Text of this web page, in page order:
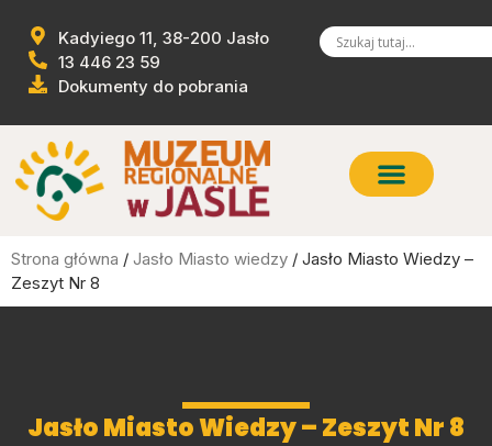
Kadyiego 11, 38-200 Jasło
13 446 23 59
Dokumenty do pobrania
Strona główna / Jasło Miasto wiedzy / Jasło Miasto Wiedzy –
Zeszyt Nr 8
Jasło Miasto Wiedzy – Zeszyt Nr 8